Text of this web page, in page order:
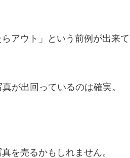
アウト」という前例が出来て
が出回っているのは確実。
を売るかもしれません。